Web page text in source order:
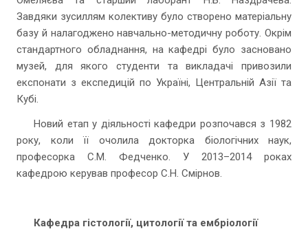
Завдяки зусиллям колективу було створено матеріальну
базу й налагоджено навчально-методичну роботу. Окрім
стандартного обладнання, на кафедрі було засновано
музей, для якого студенти та викладачі привозили
експонати з експедицій по Україні, Центральній Азії та
Кубі.
Новий етап у діяльності кафедри розпочався з 1982
року, коли її очолила докторка біологічних наук,
професорка С.М. Федченко. У 2013–2014 роках
кафедрою керував професор С.Н. Смірнов.
Кафедра гістології, цитології та ембріології